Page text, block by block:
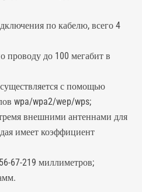
по кабелю, всего 4
проводу до 100 мегабит в
с помощью
wpa/wpa2/wep/wps;
внешними антеннами для
имеет коэффициент
67-219 миллиметров;